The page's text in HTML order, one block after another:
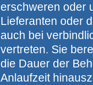
erschweren oder
Lieferanten oder
auch bei
vertreten. Sie
die Dauer der
Anlaufzeit